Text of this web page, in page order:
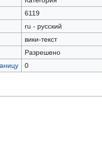
6119
ru - русский
вики-текст
Разрешено
0